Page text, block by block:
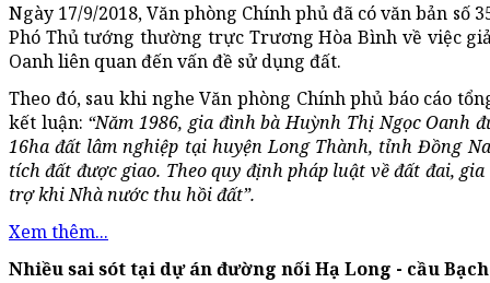
Ngày 17/9/2018, Văn phòng Chính phủ đã có văn bản số
Phó Thủ tướng thường trực Trương Hòa Bình về việc
Oanh liên quan đến vấn đề sử dụng đất.
Theo đó, sau khi nghe Văn phòng Chính phủ báo cáo
kết luận: “Năm 1986, gia đình bà Huỳnh Thị Ngọc Oanh
16ha đất lâm nghiệp tại huyện Long Thành, tỉnh Đồng
tích đất được giao. Theo quy định pháp luật về đất đai,
trợ khi Nhà nước thu hồi đất”.
Xem thêm...
Nhiều sai sót tại dự án đường nối Hạ Long - cầu